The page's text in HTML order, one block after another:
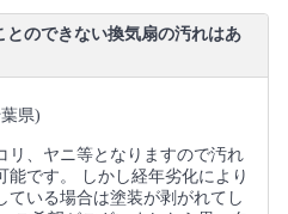
とのできない換気扇の汚れはあ
県)
リ、ヤニ等となりますので汚れ
能です。 しかし経年劣化により
ている場合は塗装が剥がれてし